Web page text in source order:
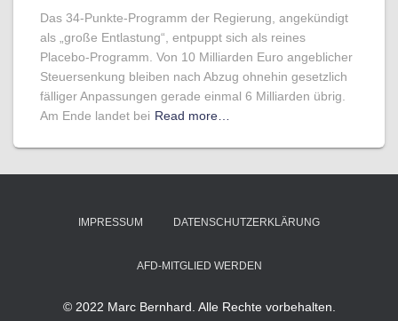
Das 34-Punkte-Programm der Regierung, angekündigt
als „große Entlastung“, entpuppt sich als reines
Placebo-Programm. Von 10 Milliarden Euro angeblicher
Steuersenkung bleiben nach Abzug ohnehin gesetzlich
fälliger Anpassungen gerade einmal 6 Milliarden übrig.
Am Ende landet bei Read more…
IMPRESSUM DATENSCHUTZERKLÄRUNG
AFD-MITGLIED WERDEN
© 2022 Marc Bernhard. Alle Rechte vorbehalten.